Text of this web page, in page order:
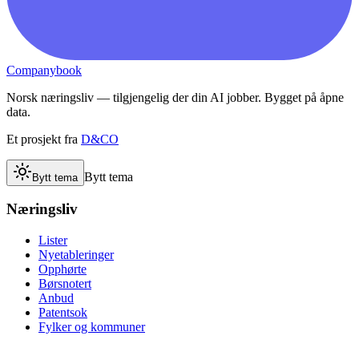
Companybook
Norsk næringsliv — tilgjengelig der din AI jobber. Bygget på åpne
data.
Et prosjekt fra D&CO
Bytt tema Bytt tema
Næringsliv
Lister
Nyetableringer
Opphørte
Børsnotert
Anbud
Patentsok
Fylker og kommuner